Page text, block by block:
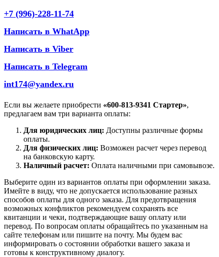
+7 (996)-228-11-74
Написать в WhatApp
Написать в Viber
Написать в Telegram
int174@yandex.ru
Если вы желаете приобрести «600-813-9341 Стартер»,
предлагаем вам три варианта оплаты:
Для юридических лиц: Доступны различные формы
оплаты.
Для физических лиц: Возможен расчет через перевод
на банковскую карту.
Наличный расчет: Оплата наличными при самовывозе.
Выберите один из вариантов оплаты при оформлении заказа.
Имейте в виду, что не допускается использование разных
способов оплаты для одного заказа. Для предотвращения
возможных конфликтов рекомендуем сохранять все
квитанции и чеки, подтверждающие вашу оплату или
перевод. По вопросам оплаты обращайтесь по указанным на
сайте телефонам или пишите на почту. Мы будем вас
информировать о состоянии обработки вашего заказа и
готовы к конструктивному диалогу.